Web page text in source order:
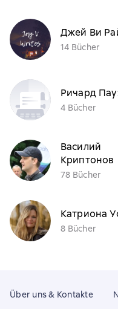
Джей Ви
14 Bücher
Ричард
4 Bücher
Василий
Криптонов
78 Bücher
Катриона
8 Bücher
Über uns & Kontakte